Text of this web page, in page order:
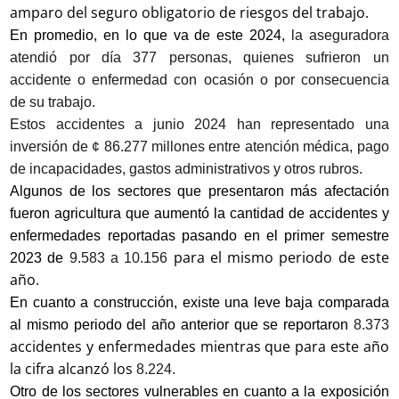
amparo del seguro obligatorio de riesgos del trabajo.
En promedio, en lo que va de este 2024,
la aseguradora
atendió por día 377 personas, quienes sufrieron un
accidente o enfermedad con ocasión o por consecuencia
de su trabajo.
Estos accidentes a junio 2024 han representado una
inversión de ¢ 86.277 millones entre atención médica, pago
de incapacidades, gastos administrativos y otros rubros.
Algunos de los sectores que presentaron más afectación
fueron agricultura que aumentó la cantidad de accidentes y
enfermedades reportadas pasando en el primer semestre
2023 de 9.583 a 10.156 para el mismo periodo de este
año.
En cuanto a construcción, existe una leve baja comparada
al mismo periodo del año anterior que se reportaron 8.373
accidentes y enfermedades mientras que para este año
la cifra alcanzó los8.224.
Otro de los sectores vulnerables en cuanto a la exposición